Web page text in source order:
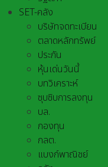
SET-คลัง
บริษัทจดทะเบียน
ตลาดหลักทรัพย์
ประกัน
หุ้นเด่นวันนี้
บทวิเคราะห์
ซุบซิบการลงทุน
บล.
กองทุน
กลต.
แบงก์พาณิชย์